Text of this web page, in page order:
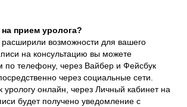
на прием уролога?
возможности для вашего
на консультацию вы можете
по телефону, через Вайбер и Фейсбук
через социальные сети.
урологу онлайн, через Личный кабинет на
будет получено уведомление с